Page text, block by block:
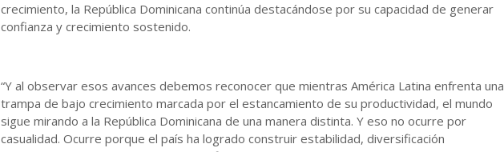
crecimiento, la República Dominicana continúa destacándose por su capacidad de generar
confianza y crecimiento sostenido.
“Y al observar esos avances debemos reconocer que mientras América Latina enfrenta una
trampa de bajo crecimiento marcada por el estancamiento de su productividad, el mundo
sigue mirando a la República Dominicana de una manera distinta. Y eso no ocurre por
casualidad. Ocurre porque el país ha logrado construir estabilidad, diversificación